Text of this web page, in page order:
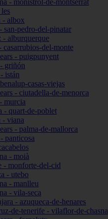
- monistrol-de-montserrat
- albox
san-pedro-del-pinatar
- alburquerque
casarrubios-del-monte
- puigpunyent
griñón
istán
casas-viejas
- ciutadella-de-menorca
murcia
- quart-de-poblet
- viana
- palma-de-mallorca
panticosa
- moià
- monforte-del-cid
- utebo
- manlleu
- vila-seca
- azuqueca-de-henares
de-tenerife - vilaflor-de-chasna